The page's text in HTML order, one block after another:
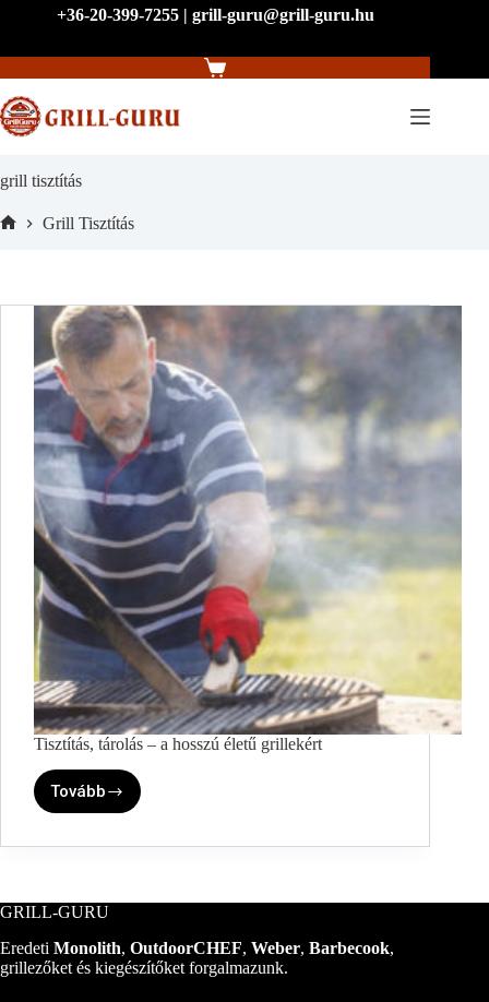
+36-20-399-7255 | grill-guru@grill-guru.hu
Shopping
grill tisztítás
Grill Tisztítás
Tisztítás, tárolás – a hosszú életű grillekért
TovábbTisztítás,
tárolás
életű
grillekért
GRILL-GURU
Eredeti Monolith, OutdoorCHEF, Weber, Barbecook,
grillezőket és kiegészítőket forgalmazunk.